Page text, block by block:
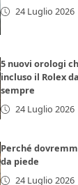
24 Luglio 2026
5 nuovi orologi
incluso il Rolex
sempre
24 Luglio 2026
Perché
da piede
24 Luglio 2026